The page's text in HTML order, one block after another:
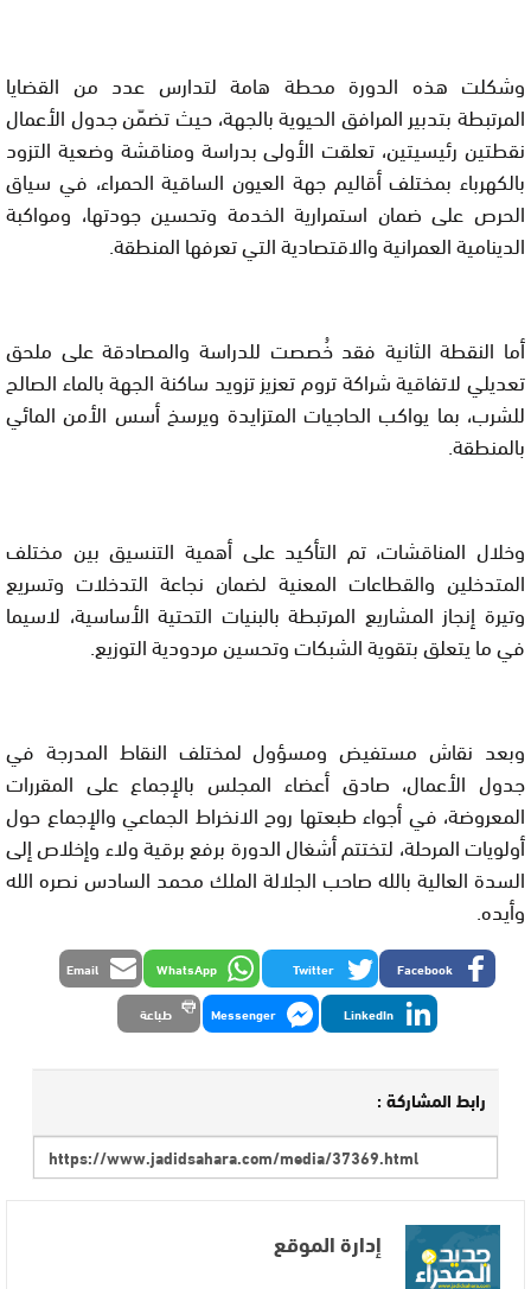
وشكلت هذه الدورة محطة هامة لتدارس عدد من القضايا
المرتبطة بتدبير المرافق الحيوية بالجهة، حيث تضمّن جدول الأعمال
نقطتين رئيسيتين، تعلقت الأولى بدراسة ومناقشة وضعية التزود
بالكهرباء بمختلف أقاليم جهة العيون الساقية الحمراء، في سياق
الحرص على ضمان استمرارية الخدمة وتحسين جودتها، ومواكبة
الدينامية العمرانية والاقتصادية التي تعرفها المنطقة.
أما النقطة الثانية فقد خُصصت للدراسة والمصادقة على ملحق
تعديلي لاتفاقية شراكة تروم تعزيز تزويد ساكنة الجهة بالماء الصالح
للشرب، بما يواكب الحاجيات المتزايدة ويرسخ أسس الأمن المائي
بالمنطقة.
وخلال المناقشات، تم التأكيد على أهمية التنسيق بين مختلف
المتدخلين والقطاعات المعنية لضمان نجاعة التدخلات وتسريع
وتيرة إنجاز المشاريع المرتبطة بالبنيات التحتية الأساسية، لاسيما
في ما يتعلق بتقوية الشبكات وتحسين مردودية التوزيع.
وبعد نقاش مستفيض ومسؤول لمختلف النقاط المدرجة في
جدول الأعمال، صادق أعضاء المجلس بالإجماع على المقررات
المعروضة، في أجواء طبعتها روح الانخراط الجماعي والإجماع حول
أولويات المرحلة، لتختتم أشغال الدورة برفع برقية ولاء وإخلاص إلى
السدة العالية بالله صاحب الجلالة الملك محمد السادس نصره الله
وأيده.
Facebook
Twitter
WhatsApp
Email
LinkedIn
Messenger طباعة
رابط المشاركة :
إدارة الموقع